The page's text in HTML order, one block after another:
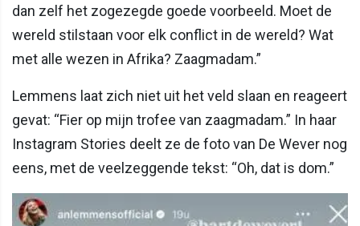
dan zelf het zogezegde goede voorbeeld. Moet de
wereld stilstaan voor elk conflict in de wereld? Wat
met alle wezen in Afrika? Zaagmadam.”
Lemmens laat zich niet uit het veld slaan en reageert
gevat: “Fier op mijn trofee van zaagmadam.” In haar
Instagram Stories deelt ze de foto van De Wever nog
eens, met de veelzeggende tekst: “Oh, dat is dom.”